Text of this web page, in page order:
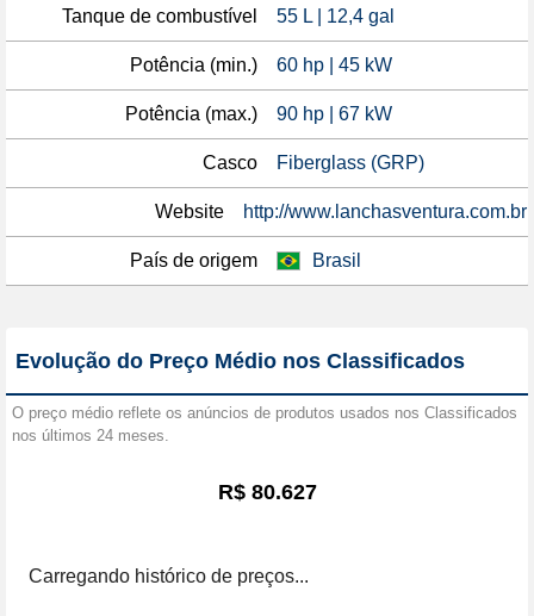
Tanque de combustível 55 L | 12,4 gal
Potência (min.) 60 hp | 45 kW
Potência (max.) 90 hp | 67 kW
Casco Fiberglass (GRP)
Website http://www.lanchasventura.com.br
País de origem Brasil
Evolução do Preço Médio nos Classificados
O preço médio reflete os anúncios de produtos usados nos Classificados
nos últimos 24 meses.
R$ 80.627
Carregando histórico de preços...